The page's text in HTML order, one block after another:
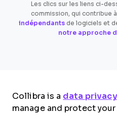
Les clics sur les liens ci-
commission, qui contribue
indépendants de logiciels et
notre approche
Collibra is a data
manage and protect